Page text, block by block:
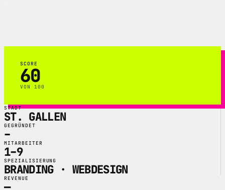
SCORE
60
VON 100
STADT
ST. GALLEN
GEGRÜNDET
–
MITARBEITER
1–9
SPEZIALISIERUNG
BRANDING · WEBDESIGN
REVENUE
—